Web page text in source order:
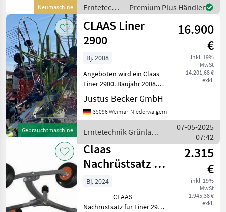
Neumaschine
Erntetechnik
Grünland /
Claas
Premium Plus Händler
Gebrauchtmaschine
CLAAS Liner
2900
16.900
€
inkl. 19%
MwSt
14.201,68 €
exkl.
Bj. 2008
Angeboten wird ein Claas
Liner 2900. Baujahr 2008.
Ausrüstung: - 6
Radfahrwerk -
hydraulischer Einzelaushub
Grünland Schwader
Justus Becker GmbH
35096 Weimar-Niederwalgern
Erntetechnik Grünland
/ Claas
07-05-2025
07:42
Claas
Nachrüstsatz 6-
Rad-Fahrwerk
Liner 2900
2.315
€
inkl. 19%
MwSt
1.945,38 €
exkl.
Bj. 2024
________ CLAAS
Nachrüstsatz für Liner 2900